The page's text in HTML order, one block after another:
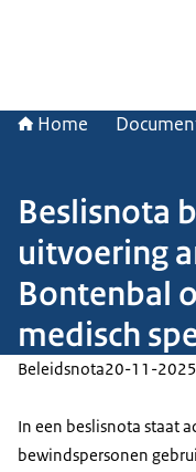
Home
Beslisnota
uitvoering
Bontenbal
medisch
Beleidsnota20-11-2025
In een beslisnota staat
bewindspersonen